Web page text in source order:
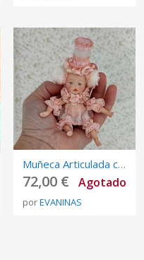
Muñeca Articulada con Sombrero Rosa
72,00 € Agotado
porEVANINAS